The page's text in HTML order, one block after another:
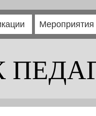
Мероприятия